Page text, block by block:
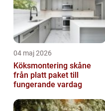
04 maj 2026
Köksmontering skåne
från platt paket till
fungerande vardag